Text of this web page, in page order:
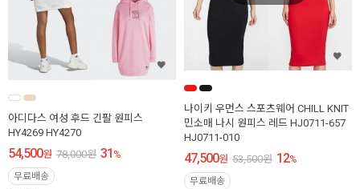
아디다스 여성 후드 긴팔 원피스
HY4269 HY4270
54,500원 78,000원 31 %
무료배송
나이키 우먼스 스포츠웨어 CHILL KNIT
민소매 나시 원피스 레드 HJ0711-657
HJ0711-010
47,500원 53,500원 12%
무료배송